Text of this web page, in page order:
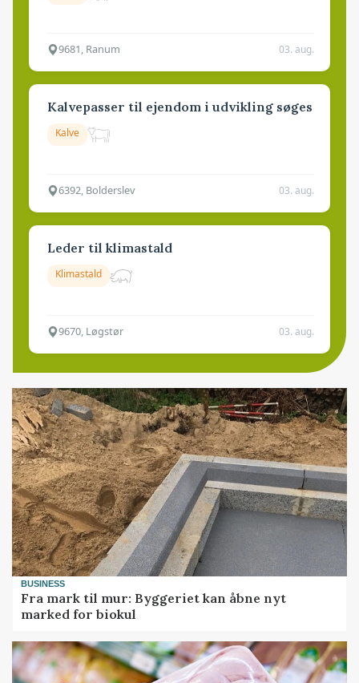
9681, Ranum 03. aug.
Kalvepasser til ejendom i udvikling søges
Kalve
6392, Bolderslev 03. aug.
Leder til klimastald
Klimastald
9670, Løgstør 03. aug.
BUSINESS
Fra mark til mur: Byggeriet kan åbne nyt
marked for biokul